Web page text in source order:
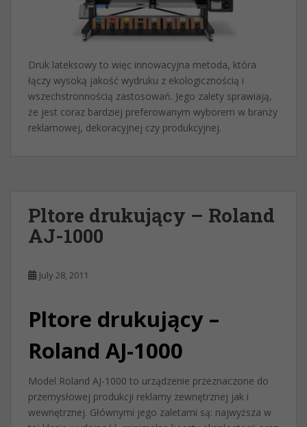
Druk lateksowy to więc innowacyjna metoda, która
łączy wysoką jakość wydruku z ekologicznością i
wszechstronnością zastosowań. Jego zalety sprawiają,
że jest coraz bardziej preferowanym wyborem w branży
reklamowej, dekoracyjnej czy produkcyjnej.
Pltore drukujący – Roland
AJ-1000
July 28, 2011
Pltore drukujący –
Roland AJ-1000
Model Roland AJ-1000 to urządzenie przeznaczone do
przemysłowej produkcji reklamy zewnętrznej jak i
wewnętrznej. Głównymi jego zaletami są: najwyższa w